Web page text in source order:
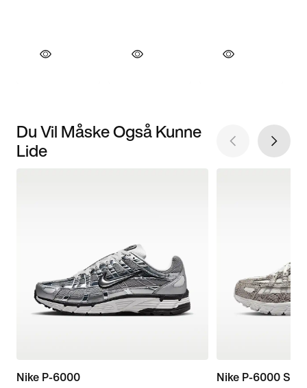
Du Vil Måske Også Kunne
Lide
Nike P-6000
Nike P-6000 SE